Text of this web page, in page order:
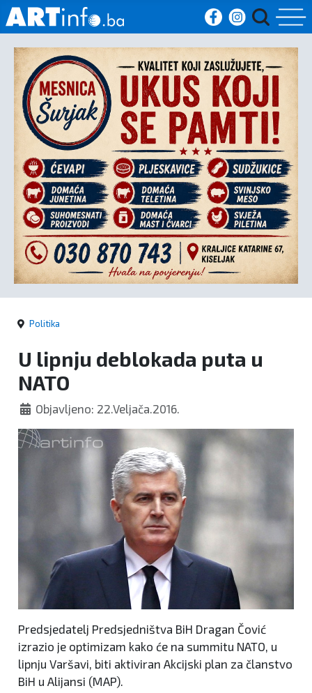
Početna
Vijesti
Sport
Kultura
Crna
kronika
Politika
Politika
U lipnju deblokada puta u
NATO
Objavljeno: 22.Veljača.2016.
Predsjedatelj Predsjedništva BiH Dragan Čović
izrazio je optimizam kako će na summitu NATO, u
lipnju Varšavi, biti aktiviran Akcijski plan za članstvo
BiH u Alijansi (MAP).